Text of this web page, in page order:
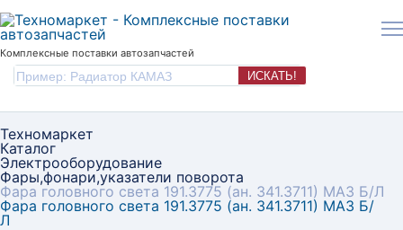
Комплексные поставки автозапчастей
ИСКАТЬ!
Техномаркет
Каталог
Электрооборудование
Фары,фонари,указатели поворота
Фара головного света 191.3775 (ан. 341.3711) МАЗ Б/Л
Фара головного света 191.3775 (ан. 341.3711) МАЗ Б/
Л